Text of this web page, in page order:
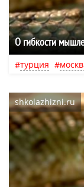
О гибкости
турция
shkolazhizni.ru